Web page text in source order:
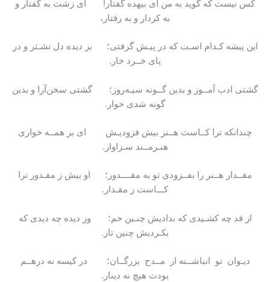
کس نیست که گوید به من ای بیهده گفتار! ای زشت به گفتار و
به کردار و به رفتار،
این پیشه کـدام اسـت که در پیـش گرفتی؛ بر دیده دل نشـتر و در
پای خــرد خار.
گشتی ادب آمــوز و بدین گــونه سیـه‌روز؛ گشتی سخن‌آرا و بدین
گونه شدی خوار.
چندانکه ترا کــاست هــنر بیش فزودیـش ای بر همــه خواری
هنـرمــند سـزاوار.
مقــدار هــنر را بفــزودی تو به مقــــدور؛ او بیش ز مقـدور ترا
کـــاست ز مقـدار.
از قد چه کشـیدی که بدادیش چنـین خم؛ وز دیده چه دیدی که
بکـردیش چنین تار.
دیـوان تو انباشــته از مــدح بزرگــان؛ در کیسه نه درهــم
بودت هیچ نه دینار.